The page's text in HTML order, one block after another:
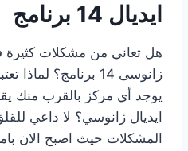
ايديال 14 برنامج
هل تعاني من مشكلات كثيرة
زانوسى 14 برنامج؟
يوجد أي مركز بالقرب منك
ايديال زانوسي؟ لا داعي
المشكلات حيث اصبح الان